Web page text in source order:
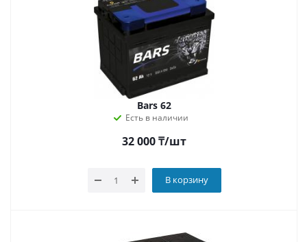
Bars 62
Есть в наличии
32 000₸/шт
В корзину